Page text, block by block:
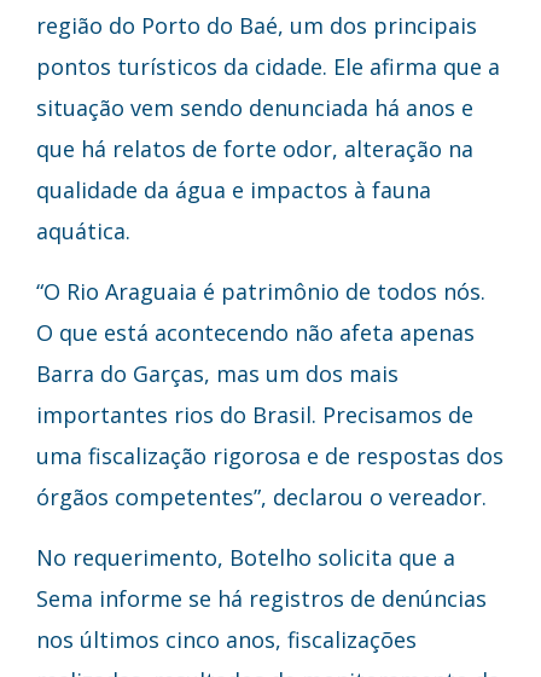
região do Porto do Baé, um dos principais
pontos turísticos da cidade. Ele afirma que a
situação vem sendo denunciada há anos e
que há relatos de forte odor, alteração na
qualidade da água e impactos à fauna
aquática.
“O Rio Araguaia é patrimônio de todos nós.
O que está acontecendo não afeta apenas
Barra do Garças, mas um dos mais
importantes rios do Brasil. Precisamos de
uma fiscalização rigorosa e de respostas dos
órgãos competentes”, declarou o vereador.
No requerimento, Botelho solicita que a
Sema informe se há registros de denúncias
nos últimos cinco anos, fiscalizações